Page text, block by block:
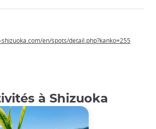
en/spots/detail.php?kanko=255
à Shizuoka